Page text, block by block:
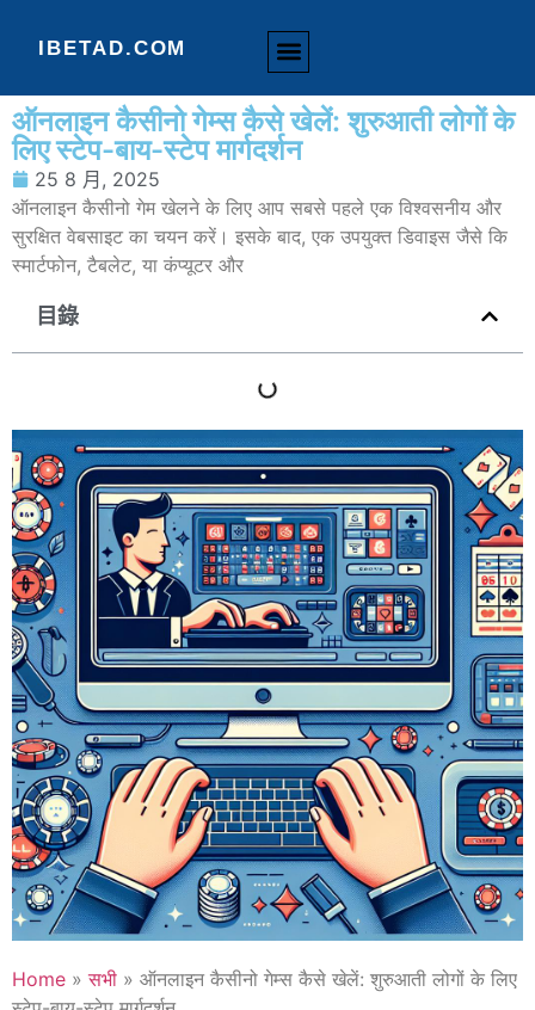
IBETAD.COM
ऑनलाइन कैसीनो गेम्स कैसे खेलें: शुरुआती लोगों के
लिए स्टेप-बाय-स्टेप मार्गदर्शन
25 8 月, 2025
ऑनलाइन कैसीनो गेम खेलने के लिए आप सबसे पहले एक विश्वसनीय और
सुरक्षित वेबसाइट का चयन करें। इसके बाद, एक उपयुक्त डिवाइस जैसे कि
स्मार्टफोन, टैबलेट, या कंप्यूटर और
目錄
Home » सभी » ऑनलाइन कैसीनो गेम्स कैसे खेलें: शुरुआती लोगों के लिए